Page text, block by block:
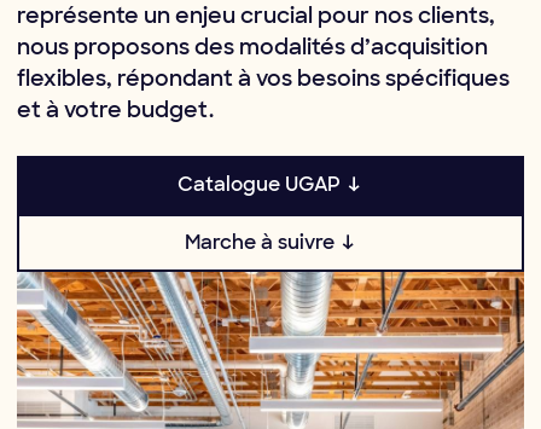
représente un enjeu crucial pour nos clients,
nous proposons des modalités d’acquisition
flexibles, répondant à vos besoins spécifiques
et à votre budget.
Catalogue UGAP ↓
Marche à suivre ↓